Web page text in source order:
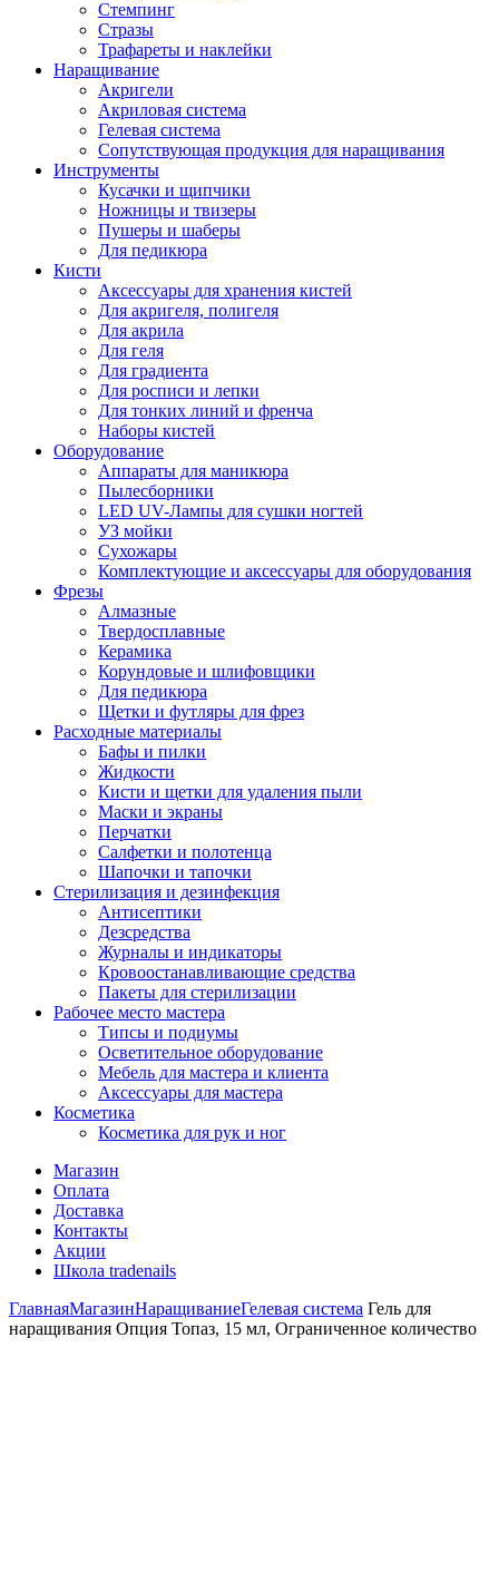
Стемпинг
Стразы
Трафареты и наклейки
Наращивание
Акригели
Акриловая система
Гелевая система
Сопутствующая продукция для наращивания
Инструменты
Кусачки и щипчики
Ножницы и твизеры
Пушеры и шаберы
Для педикюра
Кисти
Аксессуары для хранения кистей
Для акригеля, полигеля
Для акрила
Для геля
Для градиента
Для росписи и лепки
Для тонких линий и френча
Наборы кистей
Оборудование
Аппараты для маникюра
Пылесборники
LED UV-Лампы для сушки ногтей
УЗ мойки
Сухожары
Комплектующие и аксессуары для оборудования
Фрезы
Алмазные
Твердосплавные
Керамика
Корундовые и шлифовщики
Для педикюра
Щетки и футляры для фрез
Расходные материалы
Бафы и пилки
Жидкости
Кисти и щетки для удаления пыли
Маски и экраны
Перчатки
Салфетки и полотенца
Шапочки и тапочки
Стерилизация и дезинфекция
Антисептики
Дезсредства
Журналы и индикаторы
Кровоостанавливающие средства
Пакеты для стерилизации
Рабочее место мастера
Типсы и подиумы
Осветительное оборудование
Мебель для мастера и клиента
Аксессуары для мастера
Косметика
Косметика для рук и ног
Магазин
Оплата
Доставка
Контакты
Акции
Школа tradenails
ГлавнаяМагазинНаращиваниеГелевая система Гель для
наращивания Опция Топаз, 15 мл, Ограниченное количество